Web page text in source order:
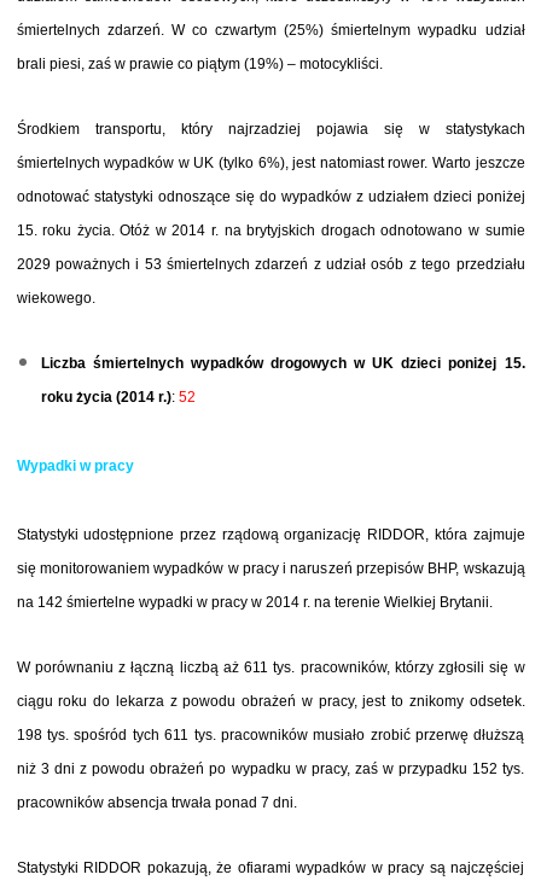
śmiertelnych zdarzeń. W co czwartym (25%) śmiertelnym wypadku udział
brali piesi, zaś w prawie co piątym (19%) – motocykliści.
Środkiem transportu, który najrzadziej pojawia się w statystykach
śmiertelnych wypadków w UK (tylko 6%), jest natomiast rower. Warto jeszcze
odnotować statystyki odnoszące się do wypadków z udziałem dzieci poniżej
15. roku życia. Otóż w 2014 r. na brytyjskich drogach odnotowano w sumie
2029 poważnych i 53 śmiertelnych zdarzeń z udział osób z tego przedziału
wiekowego.
Liczba śmiertelnych wypadków drogowych w UK dzieci poniżej 15.
roku życia (2014 r.): 52
Wypadki w pracy
Statystyki udostępnione przez rządową organizację RIDDOR, która zajmuje
się monitorowaniem wypadków w pracy i naruszeń przepisów BHP, wskazują
na 142 śmiertelne wypadki w pracy w 2014 r. na terenie Wielkiej Brytanii.
W porównaniu z łączną liczbą aż 611 tys. pracowników, którzy zgłosili się w
ciągu roku do lekarza z powodu obrażeń w pracy, jest to znikomy odsetek.
198 tys. spośród tych 611 tys. pracowników musiało zrobić przerwę dłuższą
niż 3 dni z powodu obrażeń po wypadku w pracy, zaś w przypadku 152 tys.
pracowników absencja trwała ponad 7 dni.
Statystyki RIDDOR pokazują, że ofiarami wypadków w pracy są najczęściej